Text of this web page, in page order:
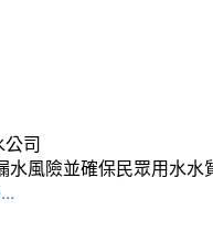
司
風險並確保民眾用水